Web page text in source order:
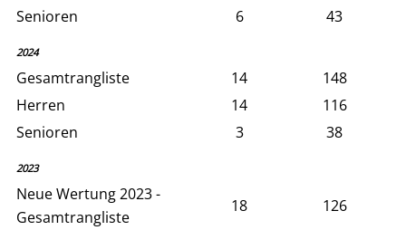
Senioren
6 43
2024
Gesamtrangliste 14
148
Herren
14
116
Senioren
3 38
2023
Neue Wertung 2023 -
Gesamtrangliste
18
126